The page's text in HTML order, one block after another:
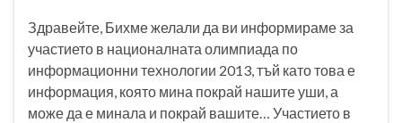
Здравейте, Бихме желали да ви информираме за
участието в националната олимпиада по
информационни технологии 2013, тъй като това е
информация, която мина покрай нашите уши, а
може да е минала и покрай вашите… Участието в